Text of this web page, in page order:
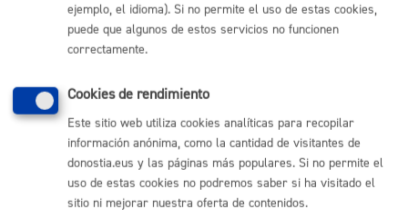
Plazo estimado:1 semana Plazo legal:3 meses
Sentido del silencio:
vehículo
Pasos del procedimiento
Registro solicitud y documentación
ejemplo, el idioma). Si no permite el uso de estas cookies,
puede que algunos de estos servicios no funcionen
correctamente.
Cookies de rendimiento
Este sitio web utiliza cookies analíticas para recopilar
información anónima, como la cantidad de visitantes de
donostia.eus y las páginas más populares. Si no permite el
uso de estas cookies no podremos saber si ha visitado el
sitio ni mejorar nuestra oferta de contenidos.